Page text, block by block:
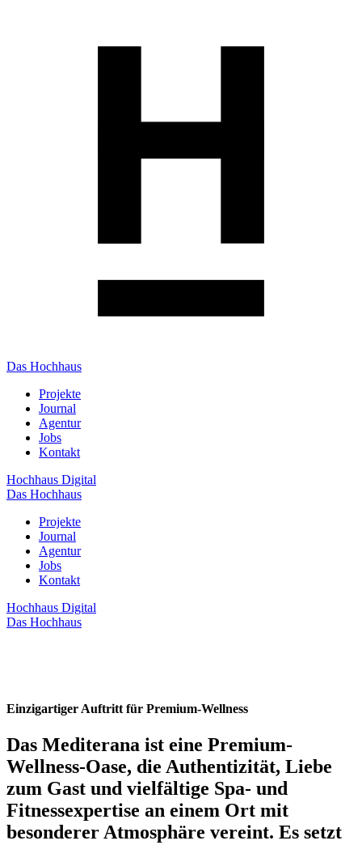
Das Hochhaus
Projekte
Journal
Agentur
Jobs
Kontakt
Hochhaus Digital
Das Hochhaus
Projekte
Journal
Agentur
Jobs
Kontakt
Hochhaus Digital
Das Hochhaus
Einzigartiger Auftritt für Premium-Wellness
Das Mediterana ist eine Premium-
Wellness-Oase, die Authentizität, Liebe
zum Gast und vielfältige Spa- und
Fitnessexpertise an einem Ort mit
besonderer Atmosphäre vereint. Es setzt